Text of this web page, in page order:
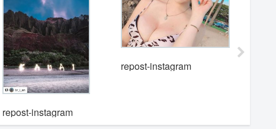
repost-instagram
repost-instagram